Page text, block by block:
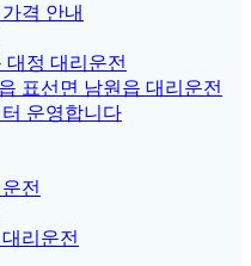
격 안내
정 대리운전
표선면 남원읍 대리운전
운영합니다
전
리운전